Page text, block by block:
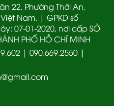
22, Phường Thới An,
Nam. | GPKD số
07-01-2020, nơi cấp SỞ
PHỐ HỒ CHÍ MINH
| 090.669.2550 |